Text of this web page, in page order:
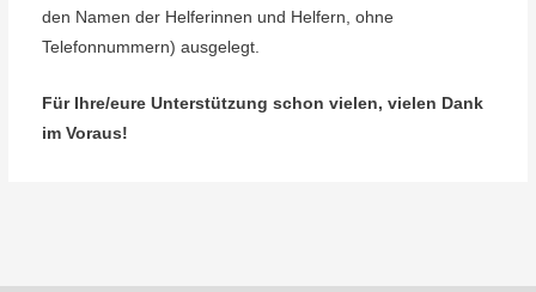
den Namen der Helferinnen und Helfern, ohne
Telefonnummern) ausgelegt.
Für Ihre/eure Unterstützung schon vielen, vielen Dank
im Voraus!